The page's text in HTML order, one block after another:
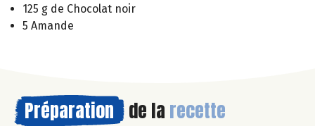
125 g de Chocolat noir
5 Amande
Préparation de la recette